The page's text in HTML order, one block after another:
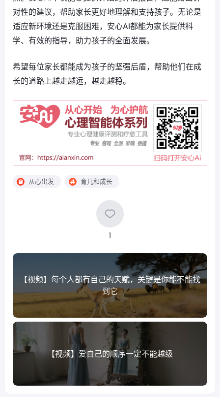
对性的建议，帮助家长更好地理解和支持孩子。无论是
适应新环境还是克服困难，安心AI都能为家长提供科
学、有效的指导，助力孩子的全面发展。
希望每位家长都能成为孩子的坚强后盾，帮助他们在成
长的道路上越走越远，越走越稳。
从心出发 育儿和成长
1
【视频】每个人都有自己的天赋，关键是你能不能找
到它
【视频】爱自己的顺序一定不能越级